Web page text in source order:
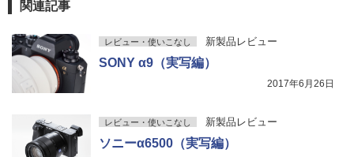
関連記事
レビュー・使いこなし 新製品レビュー
SONY α9（実写編）
2017年6月26日
レビュー・使いこなし 新製品レビュー
ソニーα6500（実写編）